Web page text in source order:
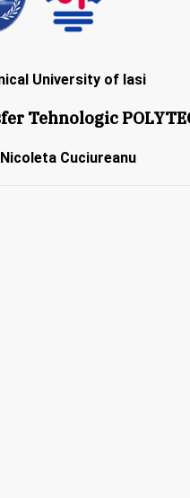
University of Iasi
Tehnologic
Nicoleta Cuciureanu